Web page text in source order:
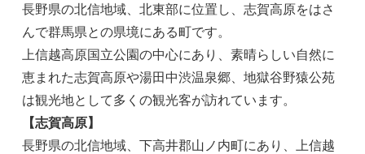
長野県の北信地域、北東部に位置し、志賀高原をはさ
んで群馬県との県境にある町です。
上信越高原国立公園の中心にあり、素晴らしい自然に
恵まれた志賀高原や湯田中渋温泉郷、地獄谷野猿公苑
は観光地として多くの観光客が訪れています。
【志賀高原】
長野県の北信地域、下高井郡山ノ内町にあり、上信越